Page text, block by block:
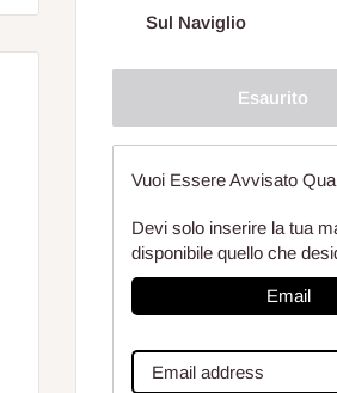
Sul Naviglio
Esaurito
Vuoi Essere Avvisato
Devi solo inserire la tua
disponibile quello che
Email